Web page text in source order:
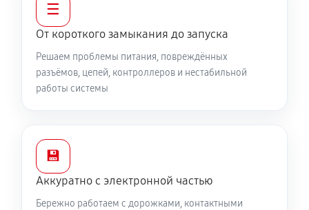
☰
От короткого замыкания до запуска
Решаем проблемы питания, повреждённых
разъёмов, цепей, контроллеров и нестабильной
работы системы
💾
Аккуратно с электронной частью
Бережно работаем с дорожками, контактными